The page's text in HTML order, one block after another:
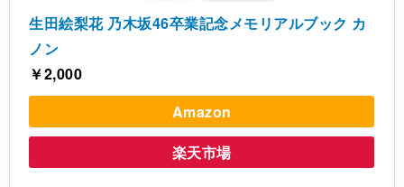
生田絵梨花 乃木坂46卒業記念メモリアルブック カ
ノン
￥2,000
Amazon
楽天市場